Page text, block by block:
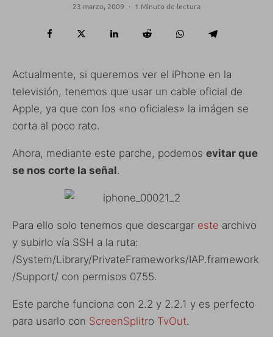
23 marzo, 2009 · 1 Minuto de lectura
Actualmente, si queremos ver el iPhone en la
televisión, tenemos que usar un cable oficial de
Apple, ya que con los «no oficiales» la imágen se
corta al poco rato.
Ahora, mediante este parche, podemos evitar que
se nos corte la señal.
Para ello solo tenemos que descargar este archivo
y subirlo vía SSH a la ruta:
/System/Library/PrivateFrameworks/IAP.framework
/Support/ con permisos 0755.
Este parche funciona con 2.2 y 2.2.1 y es perfecto
para usarlo con ScreenSplitro TvOut.